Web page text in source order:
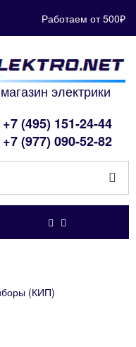
Работаем от 500₽
электрики
+7 (495) 151-24-44
+7 (977) 090-52-82
(КИП)